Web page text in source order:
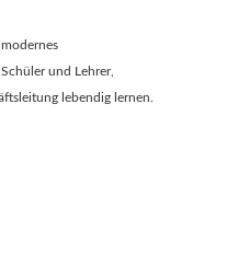
und Lehrer,
lebendig lernen.